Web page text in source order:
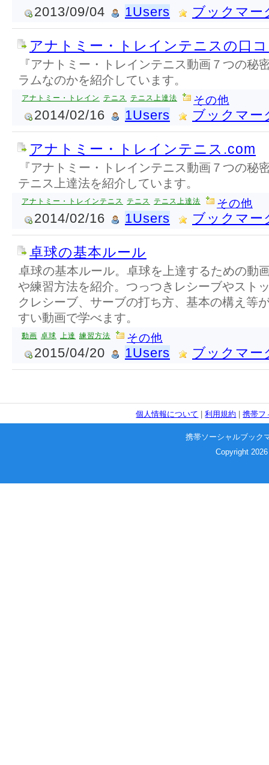
2013/09/04 1Users ブックマー
アナトミー・トレインテニスの口
『アナトミー・トレインテニス動画７つの秘
ラムなのかを紹介しています。
アナトミー・トレイン テニス テニス上達法 その他
2014/02/16 1Users ブックマー
アナトミー・トレインテニス.com
『アナトミー・トレインテニス動画７つの秘
テニス上達法を紹介しています。
アナトミー・トレインテニス テニス テニス上達法 その他
2014/02/16 1Users ブックマー
卓球の基本ルール
卓球の基本ルール。卓球を上達するための動
や練習方法を紹介。つっつきレシーブやスト
クレシーブ、サーブの打ち方、基本の構え等
すい動画で学べます。
動画 卓球 上達 練習方法 その他
2015/04/20 1Users ブックマー
個人情報について |利用規約 |携帯フ
携帯ソーシャルブック
Copyright